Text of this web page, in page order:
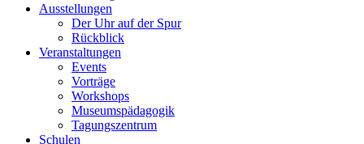
Ausstellungen
Der Uhr auf der Spur
Rückblick
Veranstaltungen
Events
Vorträge
Workshops
Museumspädagogik
Tagungszentrum
Schulen